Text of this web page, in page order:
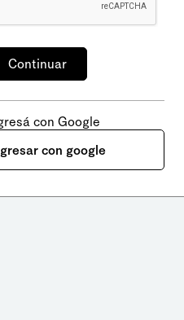
con Google
con google